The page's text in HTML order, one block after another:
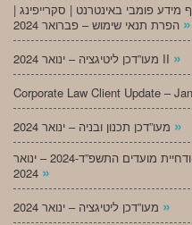
מידע פומבי באינטרנט | סקרייפינג |
»
מעו”דכן ליטיגציה – ינואר 2024 II »
Corporate Law Client Update –
»
מעו”דכן רגולציה – צו הארכת תקופות ודחיית מועדים התשפ”ד-2024 – ינואר
»
»